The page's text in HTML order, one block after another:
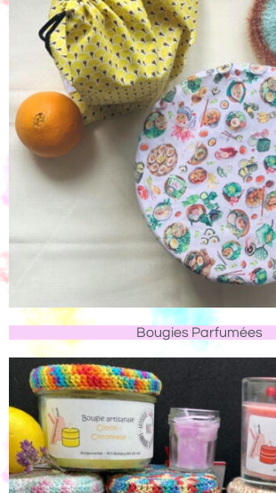
Bougies Parfumées